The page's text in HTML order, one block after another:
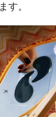
す。